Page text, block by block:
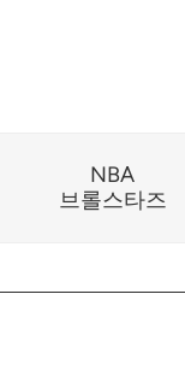
NBA
브롤스타즈